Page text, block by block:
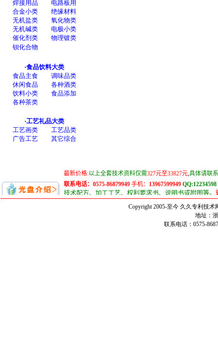
Copyright 2005-至今 久久专利技
地址：
联系电话：0575-